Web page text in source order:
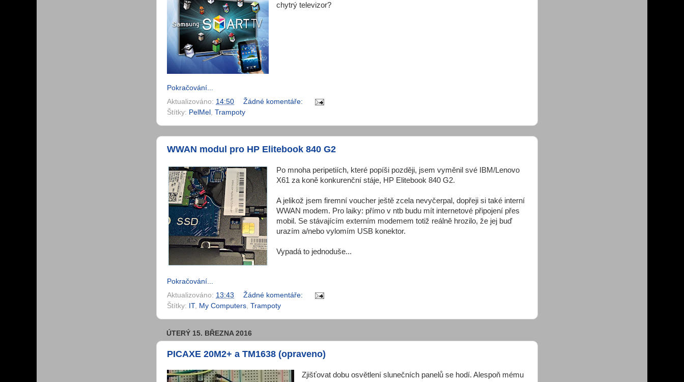
chytrý televizor?
Pokračování...
Aktualizováno: 14:50
Žádné komentáře:
Štítky: PelMel , Trampoty
WWAN modul pro HP Elitebook 840 G2
Po mnoha peripetiích, které popíši později, jsem vyměnil své IBM/Lenovo
X61 za koně konkurenční stáje, HP Elitebook 840 G2.
A jelikož jsem firemní voucher ještě zcela nevyčerpal, dopřeji si také interní
WWAN modem. Pro laiky: přímo v ntb budu mít internetové připojení přes
mobil. Se stávajícím externím modemem totiž reálně hrozilo, že jej buď
urazím a/nebo vylomím USB konektor.
Vypadá to jednoduše...
Pokračování...
Aktualizováno: 13:43
Žádné komentáře:
Štítky: IT, My Computers, Trampoty
ÚTERÝ 15. BŘEZNA 2016
PICAXE 20M2+ a TM1638 (opraveno)
Zjišťovat dobu osvětlení slunečních panelů se hodí. Alespoň mému